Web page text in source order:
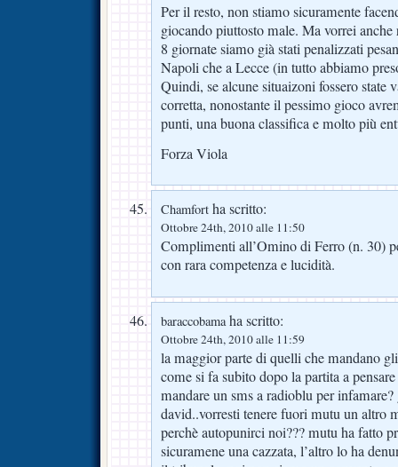
Per il resto, non stiamo sicuramente
giocando piuttosto male. Ma vorrei anche
8 giornate siamo già stati penalizzati
Napoli che a Lecce (in tutto abbiamo
Quindi, se alcune situaizoni fossero state
corretta, nonostante il pessimo gioco
punti, una buona classifica e molto più
Forza Viola
Chamfort ha scritto:
Ottobre 24th, 2010 alle 11:50
Complimenti all’Omino di Ferro (n. 30)
con rara competenza e lucidità.
baraccobamaha scritto:
Ottobre 24th, 2010 alle 11:59
la maggior parte di quelli che mandano
come si fa subito dopo la partita a
mandare un sms a radioblu per infamare?
david..vorresti tenere fuori mutu un altro
perchè autopunirci noi??? mutu ha fatto
sicuramene una cazzata, l’altro lo ha